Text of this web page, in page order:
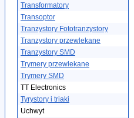
Transformatory
Transoptor
Tranzystory Fototranzystory
Tranzystory przewlekane
Tranzystory SMD
Trymery przewlekane
Trymery SMD
TT Electronics
Tyrystory i triaki
Uchwyt